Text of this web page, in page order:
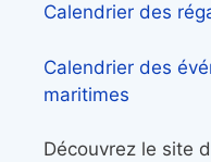
Calendrier des
Calendrier des
maritimes
Découvrez le site